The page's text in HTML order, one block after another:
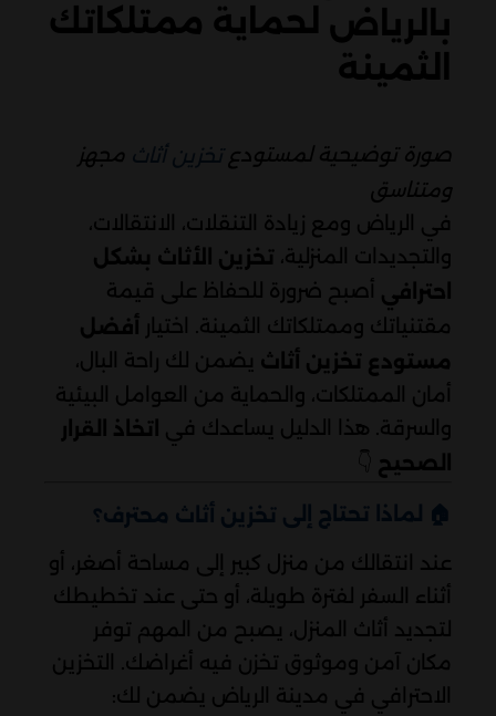
بالرياض لحماية ممتلكاتك
الثمينة
صورة توضيحية لمستودع
مجهز
ومتناسق
في الرياض ومع زيادة التنقلات، الانتقالات،
والتجديدات المنزلية، تخزين الأثاث بشكل
احترافي أصبح ضرورة للحفاظ على قيمة
مقتنياتك وممتلكاتك الثمينة. اختيار
أفضل
مستودع تخزين أثاث يضمن لك راحة البال،
أمان الممتلكات، والحماية من العوامل البيئية
والسرقة. هذا الدليل يساعدك في اتخاذ القرار
الصحيح
🏠 لماذا تحتاج إلى تخزين أثاث محترف؟
عند انتقالك من منزل كبير إلى مساحة أصغر، أو
أثناء السفر لفترة طويلة، أو حتى عند تخطيطك
لتجديد أثاث المنزل، يصبح من المهم توفر
مكان آمن وموثوق تخزن فيه أغراضك. التخزين
الاحترافي في مدينة الرياض يضمن لك: